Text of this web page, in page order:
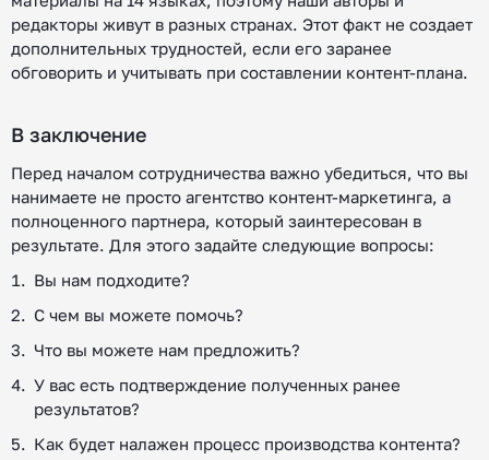
редакторы живут в разных странах. Этот факт не создает
дополнительных трудностей, если его заранее
обговорить и учитывать при составлении контент-плана.
В заключение
Перед началом сотрудничества важно убедиться, что вы
нанимаете не просто агентство контент-маркетинга, а
полноценного партнера, который заинтересован в
результате. Для этого задайте следующие вопросы:
Вы нам подходите?
С чем вы можете помочь?
Что вы можете нам предложить?
У вас есть подтверждение полученных ранее
результатов?
Как будет налажен процесс производства контента?